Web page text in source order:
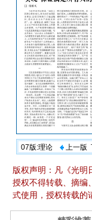
07版:理论 上一版
版权声明：凡《光明
授权不得转载、摘编
式使用，授权转载的